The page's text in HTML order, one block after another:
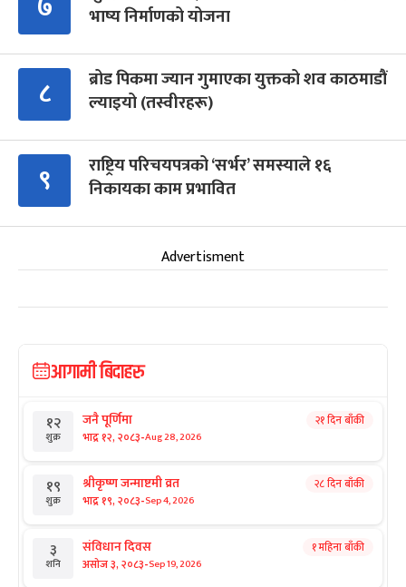
भाष्य निर्माणको योजना
८
ब्रोड पिकमा ज्यान गुमाएका युक्तको शव काठमाडौं
ल्याइयो (तस्वीरहरू)
९
राष्ट्रिय परिचयपत्रको ‘सर्भर’ समस्याले १६
निकायका काम प्रभावित
Advertisment
आगामी बिदाहरु
१२
शुक्र
जनै पूर्णिमा
भाद्र १२, २०८३-Aug 28, 2026
२१ दिन बाँकी
१९
शुक्र
श्रीकृष्ण जन्माष्टमी व्रत
भाद्र १९, २०८३-Sep 4, 2026
२८ दिन बाँकी
३
शनि
संविधान दिवस
असोज ३, २०८३-Sep 19, 2026
१ महिना बाँकी